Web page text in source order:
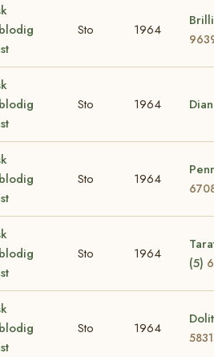
Sto 1964
Sto 1964
Sto 1964
Sto 1964
(5)
Sto 1964
5831